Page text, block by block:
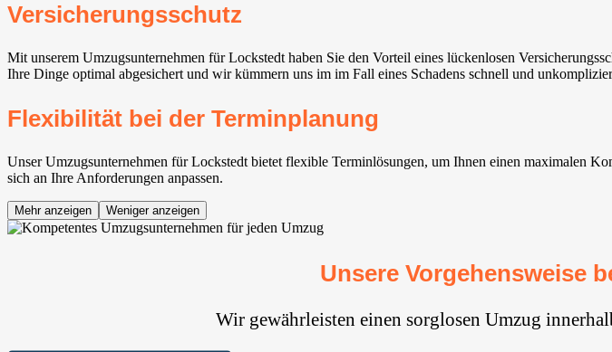
Versicherungsschutz
Mit unserem Umzugsunternehmen für Lockstedt haben Sie den Vorteil eines lückenlosen
Ihre Dinge optimal abgesichert und wir kümmern uns im im Fall eines Schadens schnell und
Flexibilität bei der Terminplanung
Unser Umzugsunternehmen für Lockstedt bietet flexible Terminlösungen, um Ihnen einen maximalen
sich an Ihre Anforderungen anpassen.
Mehr anzeigen Weniger anzeigen
Unsere Vorgehensweise
Wir gewährleisten einen sorglosen Umzug